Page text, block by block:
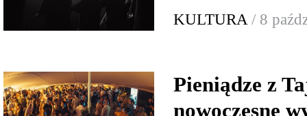
KULTURA / 8
Pieniądze z
nowoczesne